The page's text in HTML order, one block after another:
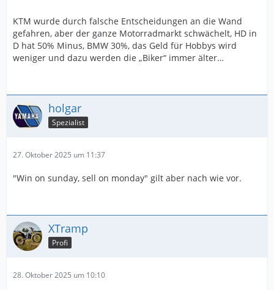
KTM wurde durch falsche Entscheidungen an die Wand
gefahren, aber der ganze Motorradmarkt schwächelt, HD in
D hat 50% Minus, BMW 30%, das Geld für Hobbys wird
weniger und dazu werden die „Biker“ immer älter…
holgar
Spezialist
27. Oktober 2025 um 11:37
"Win on sunday, sell on monday" gilt aber nach wie vor.
XTramp
Profi
28. Oktober 2025 um 10:10